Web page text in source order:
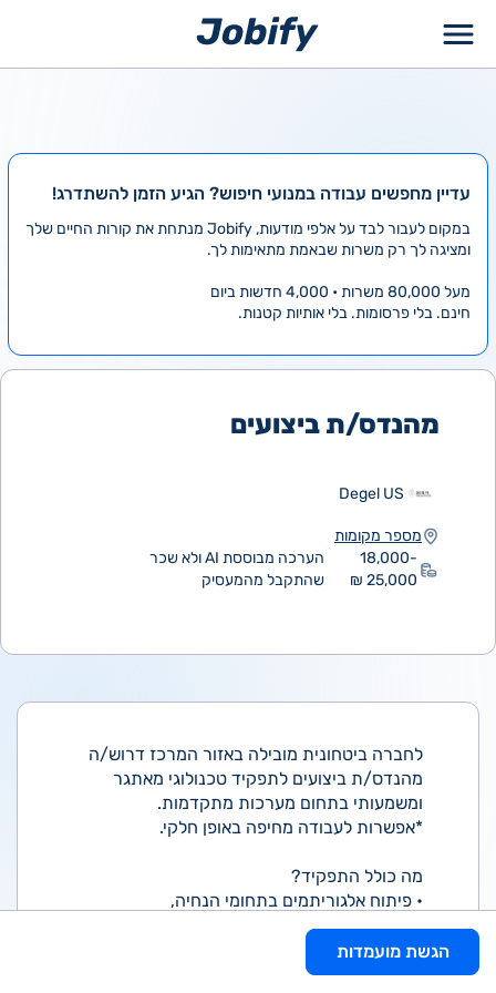
עדיין מחפשים עבודה במנועי חיפוש? הגיע הזמן להשתדרג!
במקום לעבור לבד על אלפי מודעות, Jobify מנתחת את קורות החיים שלך
ומציגה לך רק משרות שבאמת מתאימות לך.
מעל 80,000 משרות • 4,000 חדשות ביום
חינם. בלי פרסומות. בלי אותיות קטנות.
מהנדס/ת ביצועים
Degel US
מספר מקומות
18,000-
25,000 ₪
הערכה מבוססת AI ולא שכר
שהתקבל מהמעסיק
לחברה ביטחונית מובילה באזור המרכז דרוש/ה
מהנדס/ת ביצועים לתפקיד טכנולוגי מאתגר
ומשמעותי בתחום מערכות מתקדמות.
*אפשרות לעבודה מחיפה באופן חלקי.
מה כולל התפקיד?
• פיתוח אלגוריתמים בתחומי הנחיה,
אופטימיזציה, שערוך וחקר ביצועים
• תכנון וליווי ניסויי טיסה תוך התחשבות באילוצי
מערכת
הגשת מועמדות